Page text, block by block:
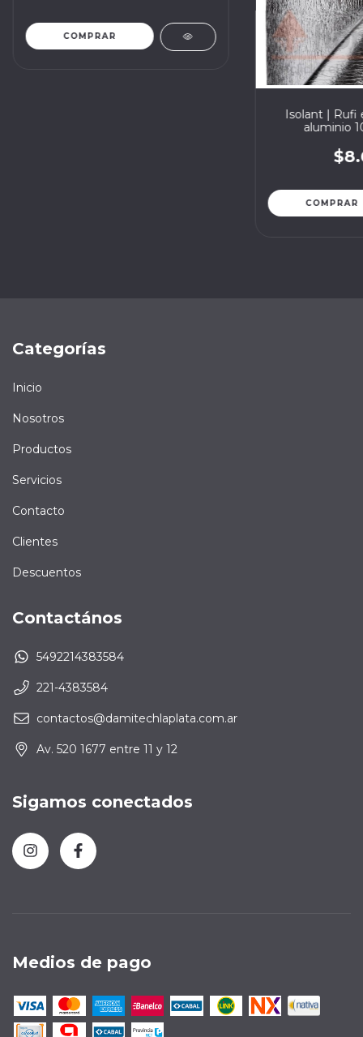
Isolant | Rufi
aluminio
Categorías
Inicio
Nosotros
Productos
Servicios
Contacto
Clientes
Descuentos
Contactános
5492214383584
221-4383584
contactos@damitechlaplata.com.ar
Av. 520 1677 entre 11 y 12
Sigamos conectados
Medios de pago